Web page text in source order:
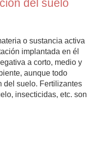
del suelo
o sustancia activa
implantada en él
a corto, medio y
aunque todo
del suelo. Fertilizantes
insecticidas, etc. son